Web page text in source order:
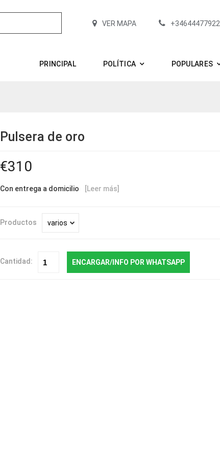
VER MAPA +34644477922
PRINCIPAL POLÍTICA POPULARES
Pulsera de oro
310
Con entrega a domicilio [Leer más]
Productos
Cantidad: ENCARGAR/INFO POR WHATSAPP